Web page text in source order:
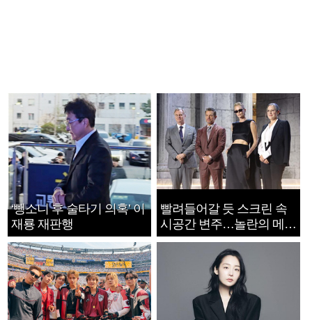
‘뺑소니 후 술타기 의혹’ 이
재룡 재판행
빨려들어갈 듯 스크린 속
시공간 변주…놀란의 메시
지는 ‘전쟁 속죄’